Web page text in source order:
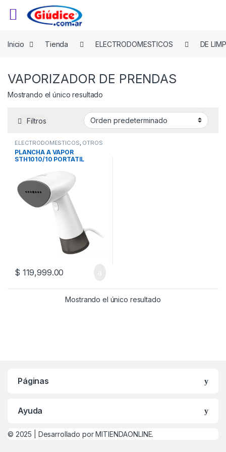
Inicio
Tienda ELECTRODOMESTICOS DE
VAPORIZADOR DE PRENDAS
Mostrando el único resultado
Filtros
ELECTRODOMESTICOS, OTROS
LIMPIEZA ,PLANCHAS
VAPORIZADOR DE PRENDAS
PLANCHA A VAPOR
STH1010/10 PORTATIL
$ 119,999.00
Mostrando el único resultado
Páginas
Ayuda
© 2025 | Desarrollado por MITIENDAONLINE.